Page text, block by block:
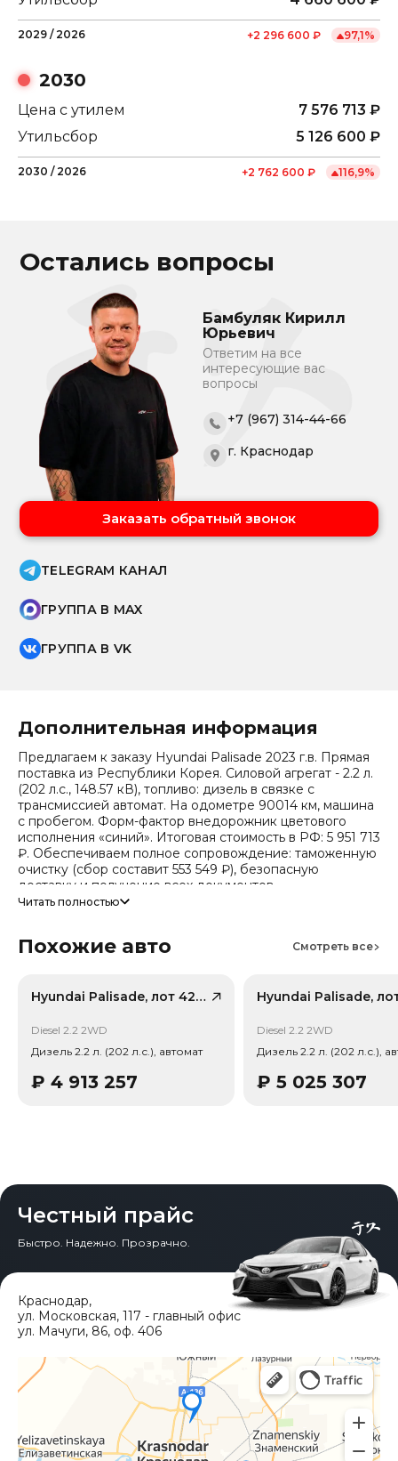
2029 / 2026 +2 296 600 ₽ 97,1%
2030
Цена с утилем 7 576 713 ₽
Утильсбор
5 126 600 ₽
2030 / 2026 +2 762 600 ₽ 116,9%
Остались вопросы
Бамбуляк Кирилл
Юрьевич
Ответим на все
интересующие вас
вопросы
+7 (967) 314-44-66
г. Краснодар
Заказать обратный звонок
TELEGRAM КАНАЛ
ГРУППА В MAX
ГРУППА В VK
Дополнительная информация
Предлагаем к заказу Hyundai Palisade 2023 г.в. Прямая
поставка из Республики Корея. Силовой агрегат - 2.2 л.
(202 л.с., 148.57 кВ), топливо: дизель в связке с
трансмиссией автомат. На одометре 90014 км, машина
с пробегом. Форм-фактор внедорожник цветового
исполнения «синий». Итоговая стоимость в РФ: 5 951 713
₽. Обеспечиваем полное сопровождение: таможенную
очистку (сбор составит 553 549 ₽), безопасную
доставку и получение всех документов.
дефектовку и точные сроки логистики. Работаем и
Число собственников по истории обращений - 2,
зафиксировано.
Читать полностью
Похожие авто Смотреть все
Hyundai Palisade, лот 42373161
Diesel 2.2 2WD
Дизель 2.2 л. (202 л.с.), автомат
₽ 4 913 257
Diesel 2.2 2WD
Дизель 2.2 л. (202 л.с.),
₽ 5 025 307
Честный прайс
Быстро. Надежно. Прозрачно.
Краснодар,
ул. Московская, 117 - главный офис
ул. Мачуги, 86, оф. 406